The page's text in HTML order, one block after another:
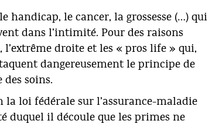
handicap, le cancer, la grossesse (…) qui
dans l’intimité. Pour des raisons
l’extrême droite et les « pros life » qui,
dangereusement le principe de
soins.
la loi fédérale sur l’assurance-maladie
duquel il découle que les primes ne